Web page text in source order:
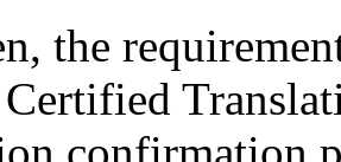
the
confirmation